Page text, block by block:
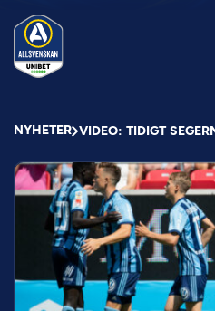
NYHETER